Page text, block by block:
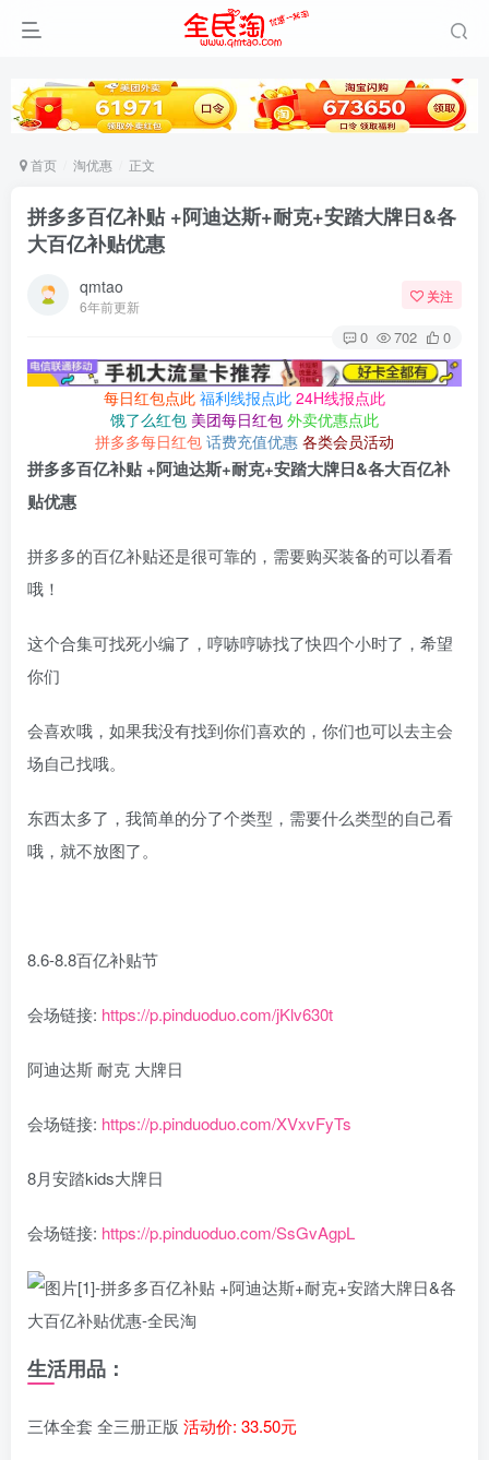
首页 淘优惠 正文
拼多多百亿补贴 +阿迪达斯+耐克+安踏大牌日&各
大百亿补贴优惠
qmtao
6年前更新
关注
0 702 0
每日红包点此 福利线报点此 24H线报点此
饿了么红包 美团每日红包 外卖优惠点此
拼多多每日红包 话费充值优惠 各类会员活动
拼多多百亿补贴 +阿迪达斯+耐克+安踏大牌日&各大百亿补
贴优惠
拼多多的百亿补贴还是很可靠的，需要购买装备的可以看看
哦！
这个合集可找死小编了，哼哧哼哧找了快四个小时了，希望
你们
会喜欢哦，如果我没有找到你们喜欢的，你们也可以去主会
场自己找哦。
东西太多了，我简单的分了个类型，需要什么类型的自己看
哦，就不放图了。
8.6-8.8百亿补贴节
会场链接: https://p.pinduoduo.com/jKlv630t
阿迪达斯 耐克 大牌日
会场链接: https://p.pinduoduo.com/XVxvFyTs
8月安踏kids大牌日
会场链接: https://p.pinduoduo.com/SsGvAgpL
生活用品：
三体全套 全三册正版 活动价: 33.50元